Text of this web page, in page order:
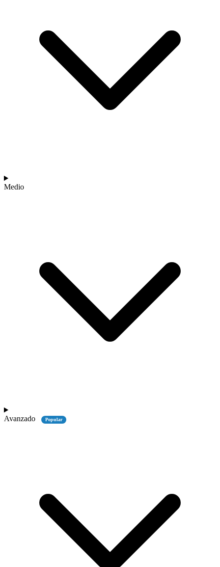
Medio
Avanzado Popular